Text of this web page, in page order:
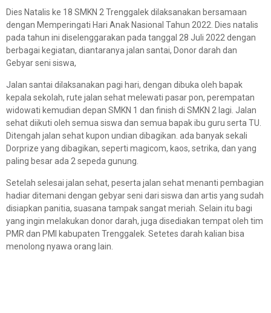
Dies Natalis ke 18 SMKN 2 Trenggalek dilaksanakan bersamaan
dengan Memperingati Hari Anak Nasional Tahun 2022. Dies natalis
pada tahun ini diselenggarakan pada tanggal 28 Juli 2022 dengan
berbagai kegiatan, diantaranya jalan santai, Donor darah dan
Gebyar seni siswa,
Jalan santai dilaksanakan pagi hari, dengan dibuka oleh bapak
kepala sekolah, rute jalan sehat melewati pasar pon, perempatan
widowati kemudian depan SMKN 1 dan finish di SMKN 2 lagi. Jalan
sehat diikuti oleh semua siswa dan semua bapak ibu guru serta TU.
Ditengah jalan sehat kupon undian dibagikan. ada banyak sekali
Dorprize yang dibagikan, seperti magicom, kaos, setrika, dan yang
paling besar ada 2 sepeda gunung.
Setelah selesai jalan sehat, peserta jalan sehat menanti pembagian
hadiar ditemani dengan gebyar seni dari siswa dan artis yang sudah
disiapkan panitia, suasana tampak sangat meriah. Selain itu bagi
yang ingin melakukan donor darah, juga disediakan tempat oleh tim
PMR dan PMI kabupaten Trenggalek. Setetes darah kalian bisa
menolong nyawa orang lain.